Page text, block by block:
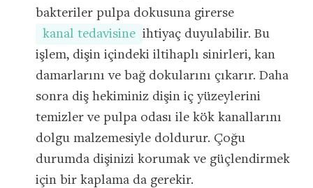
bakteriler pulpa dokusuna girerse
kanal tedavisine ihtiyaç duyulabilir. Bu
işlem, dişin içindeki iltihaplı sinirleri, kan
damarlarını ve bağ dokularını çıkarır. Daha
sonra diş hekiminiz dişin iç yüzeylerini
temizler ve pulpa odası ile kök kanallarını
dolgu malzemesiyle doldurur. Çoğu
durumda dişinizi korumak ve güçlendirmek
için bir kaplama da gerekir.